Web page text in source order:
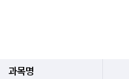
과목명